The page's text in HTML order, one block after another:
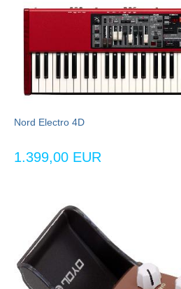
Nord Electro 4D
1.399,00 EUR